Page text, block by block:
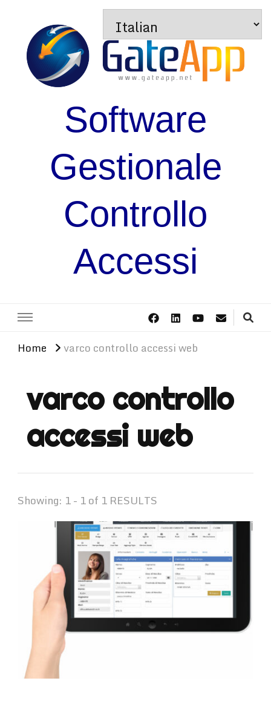
Software
Gestionale
Controllo
Accessi
Home varco controllo accessi web
varco controllo
accessi web
Showing: 1 - 1 of 1 RESULTS